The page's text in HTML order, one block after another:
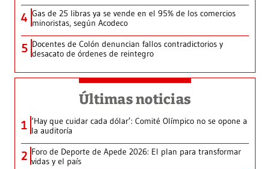
4 Gas de 25 libras ya se vende en el 95% de los comercios
minoristas, según Acodeco
5 Docentes de Colón denuncian fallos contradictorios y
desacato de órdenes de reintegro
Últimas noticias
1 ‘Hay que cuidar cada dólar’: Comité Olímpico no se opone a
la auditoría
2 Foro de Deporte de Apede 2026: El plan para transformar
vidas y el país